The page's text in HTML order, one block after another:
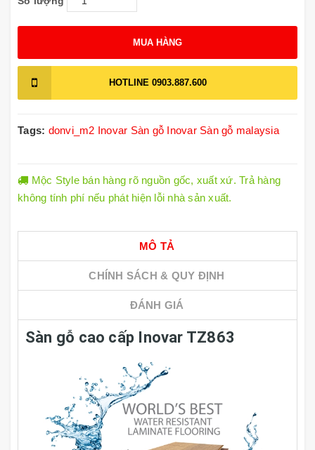
MUA HÀNG
HOTLINE 0903.887.600
Tags: donvi_m2 Inovar Sàn gỗ Inovar Sàn gỗ malaysia
Mộc Style bán hàng rõ nguồn gốc, xuất xứ. Trả hàng
không tính phí nếu phát hiện lỗi nhà sản xuất.
MÔ TẢ
CHÍNH SÁCH & QUY ĐỊNH
ĐÁNH GIÁ
Sàn gỗ cao cấp Inovar TZ863